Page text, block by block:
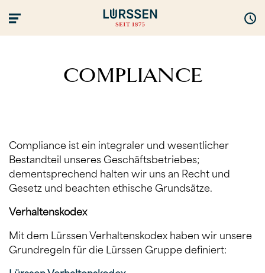
COMPLIANCE
Compliance ist ein integraler und wesentlicher
Bestandteil unseres Geschäftsbetriebes;
dementsprechend halten wir uns an Recht und
Gesetz und beachten ethische Grundsätze.
Verhaltenskodex
Mit dem Lürssen Verhaltenskodex haben wir unsere
Grundregeln für die Lürssen Gruppe definiert: